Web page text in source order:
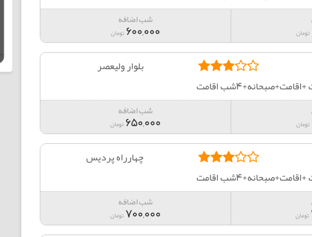
تومان
شب اضافه
600,000 تومان
بلوار وليعصر
اقامت
تومان
شب اضافه
650,000 تومان
چهارراه پرديس
اقامت
تومان
شب اضافه
700,000 تومان